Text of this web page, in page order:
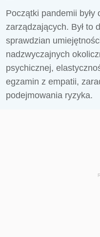
Początki pandemii
zarządzających. Był to
sprawdzian
nadzwyczajnych
psychicznej,
egzamin z empatii,
podejmowania ryzyka.